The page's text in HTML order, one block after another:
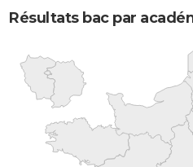
Résultats bac par